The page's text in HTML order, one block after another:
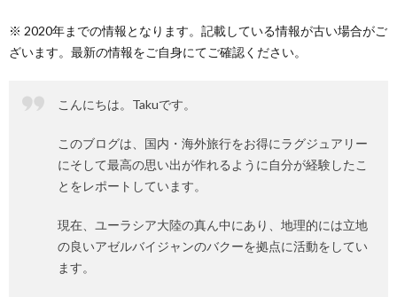
※ 2020年までの情報となります。記載している情報が古い場合がご
ざいます。最新の情報をご自身にてご確認ください。
こんにちは。Takuです。
このブログは、国内・海外旅行をお得にラグジュアリー
にそして最高の思い出が作れるように自分が経験したこ
とをレポートしています。
現在、ユーラシア大陸の真ん中にあり、地理的には立地
の良いアゼルバイジャンのバクーを拠点に活動をしてい
ます。